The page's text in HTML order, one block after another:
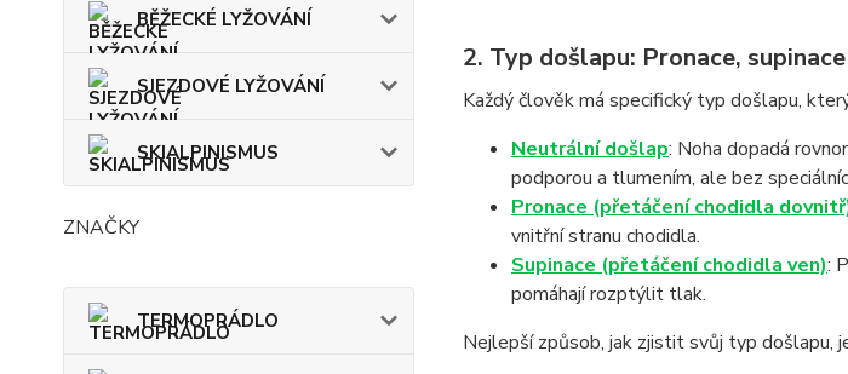
BĚŽECKÉ LYŽOVÁNÍ
SJEZDOVÉ LYŽOVÁNÍ
SKIALPINISMUS
ZNAČKY
TERMOPRÁDLO
2. Typ došlapu: Pronace,
Každý člověk má specifický typ došlapu,
Neutrální došlap: Noha dopadá
podporou a tlumením, ale bez
Pronace (přetáčení chodidla
vnitřní stranu chodidla.
Supinace (přetáčení chodidla ven):
pomáhají rozptýlit tlak.
Nejlepší způsob, jak zjistit svůj typ došlapu,